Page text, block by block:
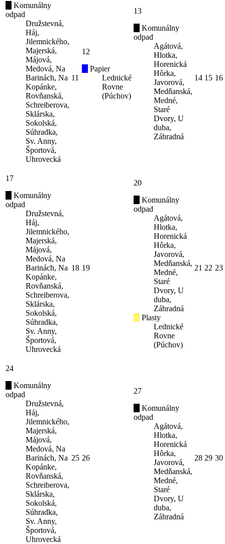
Komunálny
odpad
Družstevná,
Háj,
Jilemnického,
Majerská,
Májová,
Medová, Na
Barinách, Na
Kopánke,
Rovňanská,
Schreiberova,
Sklárska,
Sokolská,
Súhradka,
Sv. Anny,
Športová,
Uhrovecká
11
12
Papier
Lednické
Rovne
(Púchov)
13
Komunálny
odpad
Agátová,
Hlotka,
Horenická
Hôrka,
Javorová,
Medňanská,
Medné,
Staré
Dvory, U
duba,
Záhradná
14 15 16
17
Komunálny
odpad
Družstevná,
Háj,
Jilemnického,
Majerská,
Májová,
Medová, Na
Barinách, Na
Kopánke,
Rovňanská,
Schreiberova,
Sklárska,
Sokolská,
Súhradka,
Sv. Anny,
Športová,
Uhrovecká
18 19
20
Komunálny
odpad
Agátová,
Hlotka,
Horenická
Hôrka,
Javorová,
Medňanská,
Medné,
Staré
Dvory, U
duba,
Záhradná
Plasty
Lednické
Rovne
(Púchov)
21 22 23
24
Komunálny
odpad
Družstevná,
Háj,
Jilemnického,
Majerská,
Májová,
Medová, Na
Barinách, Na
Kopánke,
Rovňanská,
Schreiberova,
Sklárska,
Sokolská,
Súhradka,
Sv. Anny,
Športová,
Uhrovecká
25 26
27
Komunálny
odpad
Agátová,
Hlotka,
Horenická
Hôrka,
Javorová,
Medňanská,
Medné,
Staré
Dvory, U
duba,
Záhradná
28 29 30